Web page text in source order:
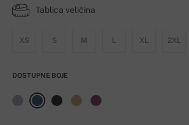
Tablica veličina
XS S M L XL 2XL
DOSTUPNE BOJE